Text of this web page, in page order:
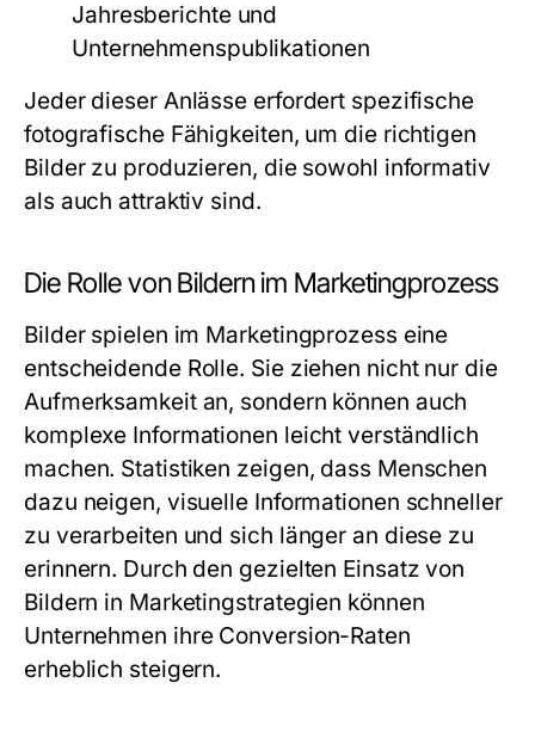
Jahresberichte und
Unternehmenspublikationen
Jeder dieser Anlässe erfordert spezifische
fotografische Fähigkeiten, um die richtigen
Bilder zu produzieren, die sowohl informativ
als auch attraktiv sind.
Die Rolle von Bildern im Marketingprozess
Bilder spielen im Marketingprozess eine
entscheidende Rolle. Sie ziehen nicht nur die
Aufmerksamkeit an, sondern können auch
komplexe Informationen leicht verständlich
machen. Statistiken zeigen, dass Menschen
dazu neigen, visuelle Informationen schneller
zu verarbeiten und sich länger an diese zu
erinnern. Durch den gezielten Einsatz von
Bildern in Marketingstrategien können
Unternehmen ihre Conversion-Raten
erheblich steigern.